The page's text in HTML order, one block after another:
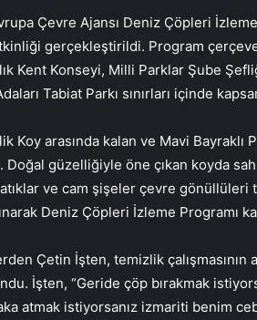
Çevre Ajansı Deniz Çöpleri
gerçekleştirildi. Program
Kent Konseyi, Milli Parklar Şube
Tabiat Parkı sınırları içinde
Koy arasında kalan ve Mavi Bayraklı
Doğal güzelliğiyle öne çıkan koyda
ve cam şişeler çevre gönüllüleri
Deniz Çöpleri İzleme Programı
Çetin İşten, temizlik çalışmasının
İşten, “Geride çöp bırakmak
atmak istiyorsanız izmariti benim